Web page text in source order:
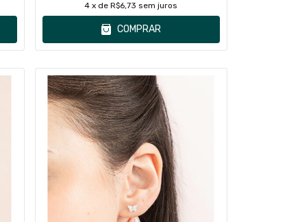
4 x deR$6,73 sem juros
COMPRAR